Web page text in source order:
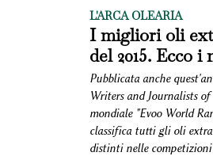
L'ARCA OLEARIA
I migliori oli
del 2015. Ecco i
Pubblicata anche
Writers and Journalists
mondiale "Evoo World
classifica tutti gli oli
distinti nelle